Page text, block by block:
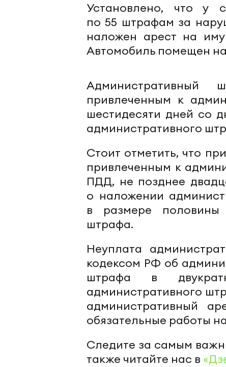
Установлено, что у
по 55 штрафам за
наложен арест на
Автомобиль помещен
привлеченным к
шестидесяти дней со
административного
Стоит отметить, что
привлеченным к
ПДД, не позднее
о наложении
в размере половины
штрафа.
Неуплата
кодексом РФ об
штрафа в
административного
административный
обязательные работы
Следите за самым
также читайте нас в